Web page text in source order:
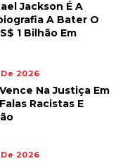
Jackson É A
A Bater O
1 Bilhão Em
2026
Na Justiça Em
Racistas E
2026